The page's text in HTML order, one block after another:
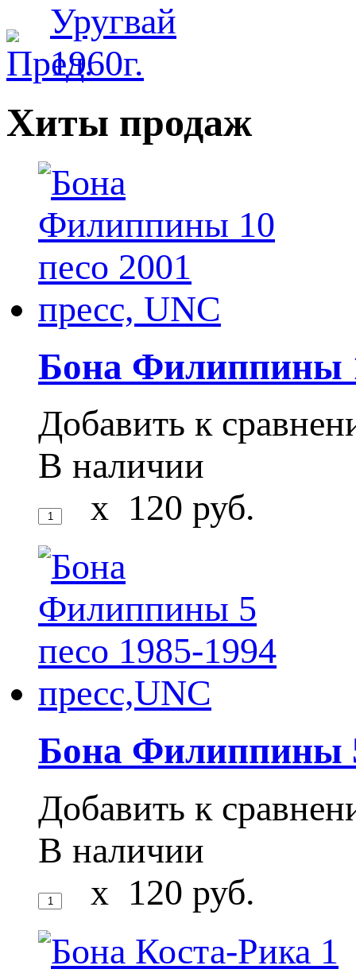
Хиты продаж
Бона Филиппины
Добавить к
В наличии
x 120 руб.
Бона Филиппины
Добавить к
В наличии
x 120 руб.